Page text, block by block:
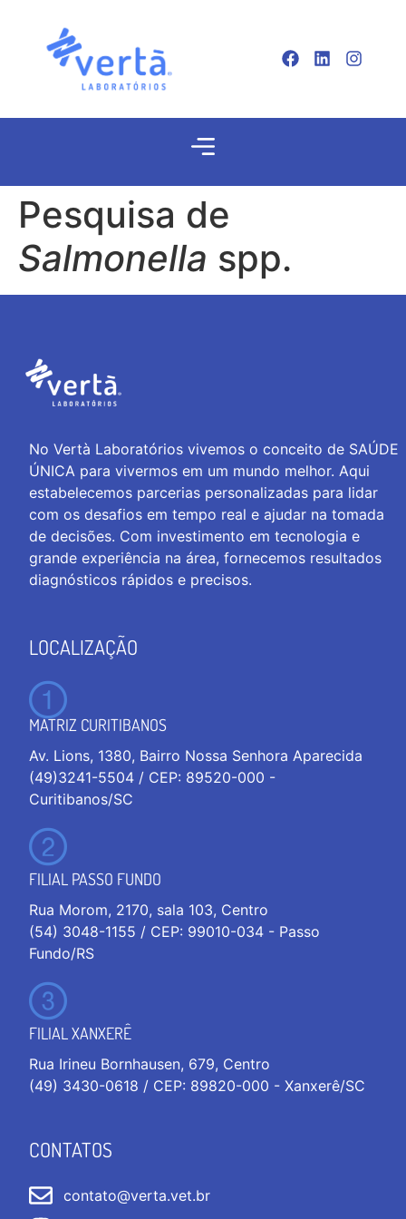
Pesquisa de
Salmonella spp.
No Vertà Laboratórios vivemos o conceito de SAÚDE
ÚNICA para vivermos em um mundo melhor. Aqui
estabelecemos parcerias personalizadas para lidar
com os desafios em tempo real e ajudar na tomada
de decisões. Com investimento em tecnologia e
grande experiência na área, fornecemos resultados
diagnósticos rápidos e precisos.
LOCALIZAÇÃO
MATRIZ CURITIBANOS
Av. Lions, 1380, Bairro Nossa Senhora Aparecida
(49)3241-5504 / CEP: 89520-000 -
Curitibanos/SC
FILIAL PASSO FUNDO
Rua Morom, 2170, sala 103, Centro
(54) 3048-1155 / CEP: 99010-034 - Passo
Fundo/RS
FILIAL XANXERÊ
Rua Irineu Bornhausen, 679, Centro
(49) 3430-0618 / CEP: 89820-000 - Xanxerê/SC
CONTATOS
contato@verta.vet.br